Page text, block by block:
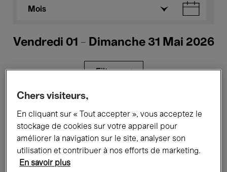
Mois
Vendredi 01 - Dimanche 31 Mai 2026
Filtres
Expositions Films Performances
Rencontres & Débats Jazz
Chers visiteurs,
En cliquant sur « Tout accepter », vous acceptez le
stockage de cookies sur votre appareil pour
améliorer la navigation sur le site, analyser son
utilisation et contribuer à nos efforts de marketing.
En savoir plus